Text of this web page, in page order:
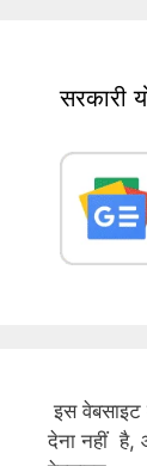
सरकारी
इस वेबसाइट
देना नहीं है,